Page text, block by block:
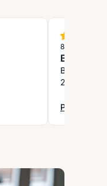
8
Bramfelder
22175
Profil
: